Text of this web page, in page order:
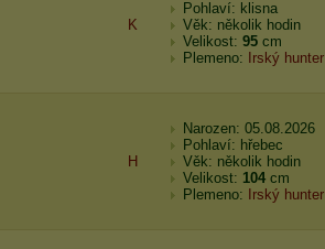
K
Pohlaví: klisna
Věk: několik hodin
Velikost: 95 cm
Plemeno:
Irský hunter
H
Narozen: 05.08.2026
Pohlaví: hřebec
Věk: několik hodin
Velikost: 104 cm
Plemeno:
Irský hunter